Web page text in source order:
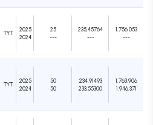
TYT
2025
2024
25
---
235,45764
---
1.756.053
---
TYT
2025
2024
50
50
234,91493
233,55300
1.763.906
1.946.371